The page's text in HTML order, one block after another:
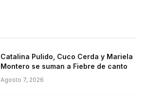
Catalina Pulido, Cuco Cerda y Mariela
Montero se suman a Fiebre de canto
Agosto 7, 2026